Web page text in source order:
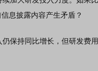
息披露内容产生矛盾？
持同比增长，但研发费